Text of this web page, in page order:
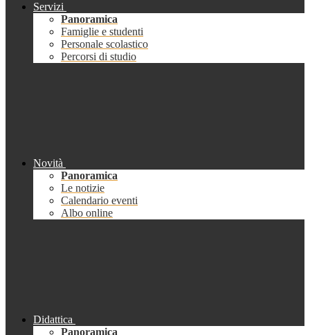
Servizi
Panoramica
Famiglie e studenti
Personale scolastico
Percorsi di studio
Novità
Panoramica
Le notizie
Calendario eventi
Albo online
Didattica
Panoramica